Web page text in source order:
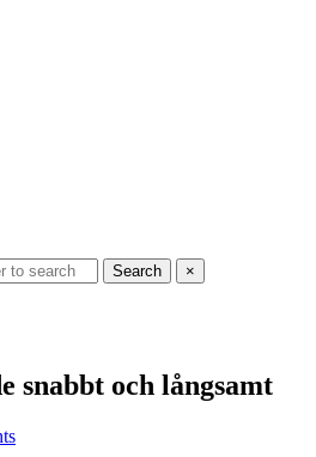
Search ×
snabbt och långsamt